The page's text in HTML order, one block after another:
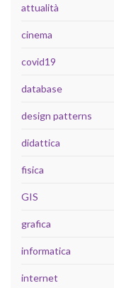
attualità
cinema
covid19
database
design patterns
didattica
fisica
GIS
grafica
informatica
internet